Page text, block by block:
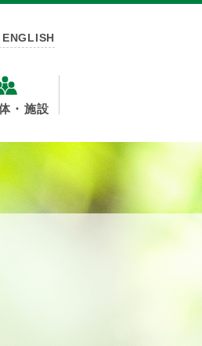
ENGLISH
・施設